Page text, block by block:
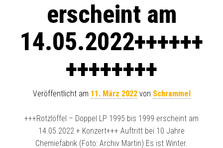
erscheint am
14.05.2022++++++
++++++++
Veröffentlicht am 11. März 2022von Schrammel
+++Rotzlöffel – Doppel LP 1995 bis 1999 erscheint am
14.05.2022 + Konzert+++ Auftritt bei 10 Jahre
Chemiefabrik (Foto: Archiv Martin) Es ist Winter.